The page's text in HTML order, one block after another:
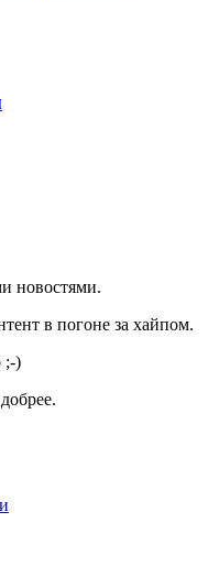
новостями.
в погоне за хайпом.
;-)